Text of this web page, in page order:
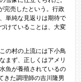
完売したという。行政
単純な見返りは期待で
けていることは、大変
の村の上流には下小鳥
まず、正しくはアメリ
魚が養殖されているの
きた調理師の吉川隆男